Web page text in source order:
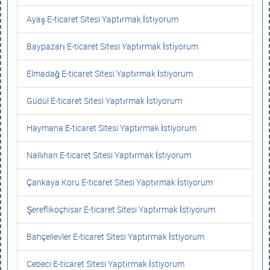
Ayaş E-ticaret Sitesi Yaptırmak İstiyorum
Baypazarı E-ticaret Sitesi Yaptırmak İstiyorum
Elmadağ E-ticaret Sitesi Yaptırmak İstiyorum
Güdül E-ticaret Sitesi Yaptırmak İstiyorum
Haymana E-ticaret Sitesi Yaptırmak İstiyorum
Nallıhan E-ticaret Sitesi Yaptırmak İstiyorum
Çankaya Koru E-ticaret Sitesi Yaptırmak İstiyorum
Şereflikoçhisar E-ticaret Sitesi Yaptırmak İstiyorum
Bahçelievler E-ticaret Sitesi Yaptırmak İstiyorum
Cebeci E-ticaret Sitesi Yaptırmak İstiyorum